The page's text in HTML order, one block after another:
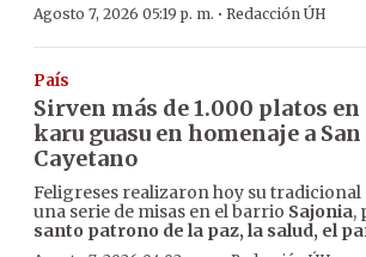
Agosto 7, 2026 05:19 p. m. · Redacción ÚH
País
Sirven más de 1.000 platos en
karu guasu en homenaje a San
Cayetano
Feligreses realizaron hoy su
una serie de misas en el barrio Sajonia,
santo patrono de la paz, la salud, el